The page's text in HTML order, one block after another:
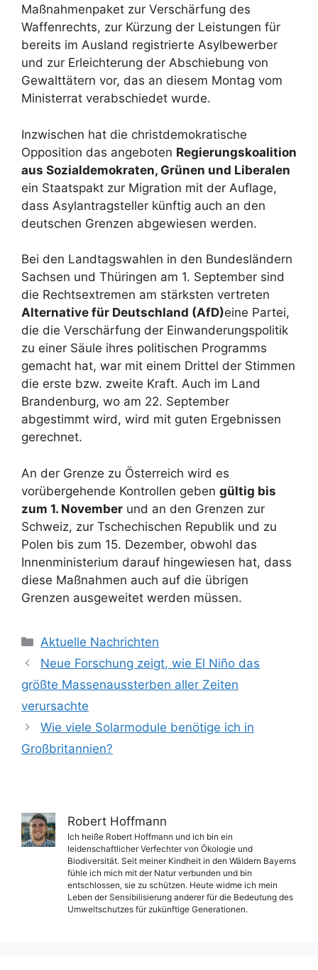
Maßnahmenpaket zur Verschärfung des
Waffenrechts, zur Kürzung der Leistungen für
bereits im Ausland registrierte Asylbewerber
und zur Erleichterung der Abschiebung von
Gewalttätern vor, das an diesem Montag vom
Ministerrat verabschiedet wurde.
Inzwischen hat die christdemokratische
Opposition das angeboten Regierungskoalition
aus Sozialdemokraten, Grünen und Liberalen
ein Staatspakt zur Migration mit der Auflage,
dass Asylantragsteller künftig auch an den
deutschen Grenzen abgewiesen werden.
Bei den Landtagswahlen in den Bundesländern
Sachsen und Thüringen am 1. September sind
die Rechtsextremen am stärksten vertreten
Alternative für Deutschland (AfD)eine Partei,
die die Verschärfung der Einwanderungspolitik
zu einer Säule ihres politischen Programms
gemacht hat, war mit einem Drittel der Stimmen
die erste bzw. zweite Kraft. Auch im Land
Brandenburg, wo am 22. September
abgestimmt wird, wird mit guten Ergebnissen
gerechnet.
An der Grenze zu Österreich wird es
vorübergehende Kontrollen geben gültig bis
zum 1. November und an den Grenzen zur
Schweiz, zur Tschechischen Republik und zu
Polen bis zum 15. Dezember, obwohl das
Innenministerium darauf hingewiesen hat, dass
diese Maßnahmen auch auf die übrigen
Grenzen ausgeweitet werden müssen.
Kategorien
Aktuelle Nachrichten
Neue Forschung zeigt, wie El Niño das
größte Massenaussterben aller Zeiten
verursachte
Wie viele Solarmodule benötige ich in
Großbritannien?
Robert Hoffmann
Ich heiße Robert Hoffmann und ich bin ein
leidenschaftlicher Verfechter von Ökologie und
Biodiversität. Seit meiner Kindheit in den Wäldern Bayerns
fühle ich mich mit der Natur verbunden und bin
entschlossen, sie zu schützen. Heute widme ich mein
Leben der Sensibilisierung anderer für die Bedeutung des
Umweltschutzes für zukünftige Generationen.